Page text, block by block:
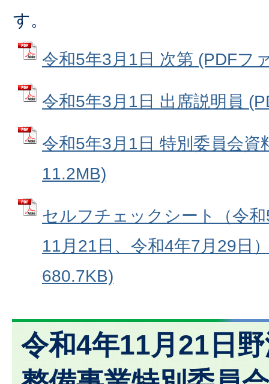
す。
令和5年3月1日 次第 (PDFフ
令和5年3月1日 出席説明員
令和5年3月1日 特別委員会資
11.2MB)
セルフチェックシート（令
11月21日、令和4年7月29日
680.7KB)
令和4年11月21日